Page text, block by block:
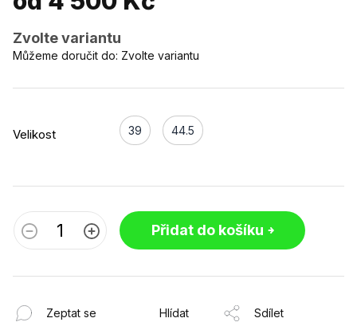
Zvolte variantu
Velikost 39 44.5
Můžeme doručit do: Zvolte variantu
Přidat do košíku
Zeptat se Hlídat Sdílet